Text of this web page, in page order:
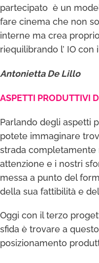
partecipato è un
fare cinema che non
interne ma crea
riequilibrando l’ IO con
Antonietta De Lillo
ASPETTI PRODUTTIVI
Parlando degli aspetti
potete immaginare
strada completamente
attenzione e i nostri
messa a punto del
della sua fattibilità e
Oggi con il terzo
sfida è trovare a
posizionamento